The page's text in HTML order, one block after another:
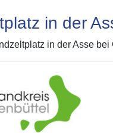
in der
in der Asse